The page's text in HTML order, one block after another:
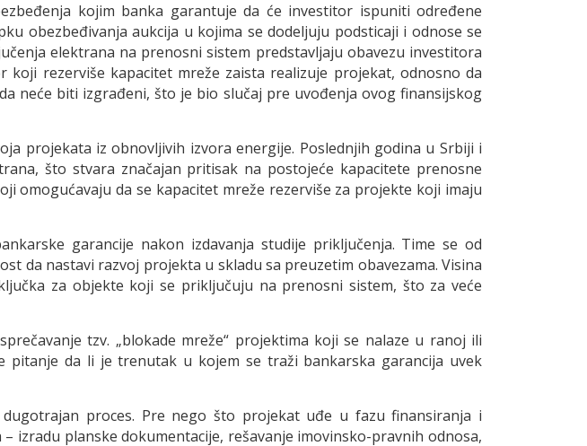
kojim banka garantuje da će investitor ispuniti određene
obezbeđivanja aukcija u kojima se dodeljuju podsticaji i odnose se
elektrana na prenosni sistem predstavljaju obavezu investitora
rezerviše kapacitet mreže zaista realizuje projekat, odnosno da
neće biti izgrađeni, što je bio slučaj pre uvođenja ovog finansijskog
projekata iz obnovljivih izvora energije. Poslednjih godina u Srbiji i
što stvara značajan pritisak na postojeće kapacitete prenosne
omogućavaju da se kapacitet mreže rezerviše za projekte koji imaju
garancije nakon izdavanja studije priključenja. Time se od
da nastavi razvoj projekta u skladu sa preuzetim obavezama. Visina
za objekte koji se priključuju na prenosni sistem, što za veće
tzv. „blokade mreže“ projektima koji se nalaze u ranoj ili
pitanje da li je trenutak u kojem se traži bankarska garancija uvek
proces. Pre nego što projekat uđe u fazu finansiranja i
planske dokumentacije, rešavanje imovinsko-pravnih odnosa,